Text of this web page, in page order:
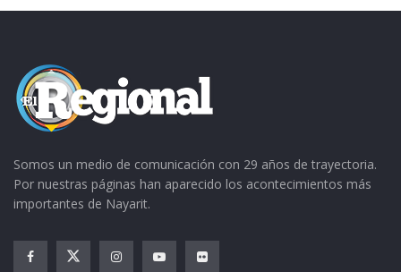
Somos un medio de comunicación con 29 años de trayectoria.
Por nuestras páginas han aparecido los acontecimientos más
importantes de Nayarit.